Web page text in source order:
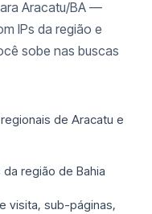
Aracatu/BA —
IPs da região e
sobe nas buscas
de Aracatu e
região de Bahia
visita, sub-páginas,